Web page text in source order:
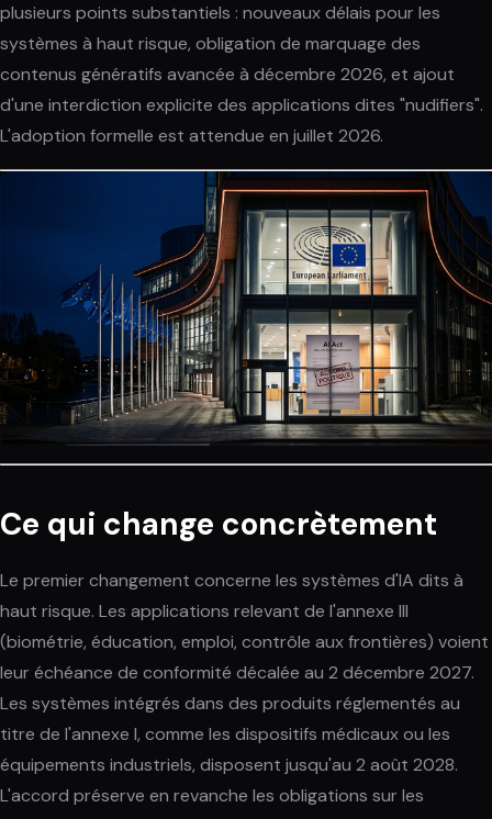
plusieurs points substantiels : nouveaux délais pour les
systèmes à haut risque, obligation de marquage des
contenus génératifs avancée à décembre 2026, et ajout
d'une interdiction explicite des applications dites "nudifiers".
L'adoption formelle est attendue en juillet 2026.
Ce qui change concrètement
Le premier changement concerne les systèmes d'IA dits à
haut risque. Les applications relevant de l'annexe III
(biométrie, éducation, emploi, contrôle aux frontières) voient
leur échéance de conformité décalée au 2 décembre 2027.
Les systèmes intégrés dans des produits réglementés au
titre de l'annexe I, comme les dispositifs médicaux ou les
équipements industriels, disposent jusqu'au 2 août 2028.
L'accord préserve en revanche les obligations sur les